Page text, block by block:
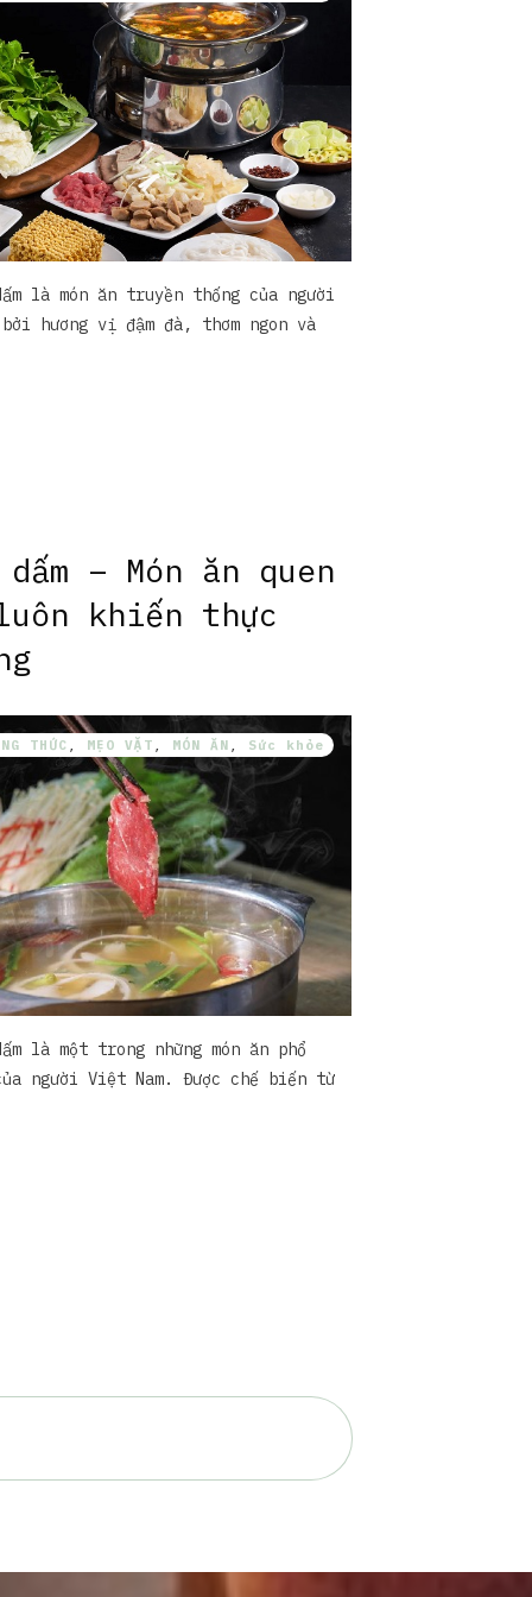
là món ăn truyền thống của người
hương vị đậm đà, thơm ngon và
– Món ăn quen
khiến thực
THỨC , MẸO VẶT , MÓN ĂN , Sức khỏe
là một trong những món ăn phổ
người Việt Nam. Được chế biến từ